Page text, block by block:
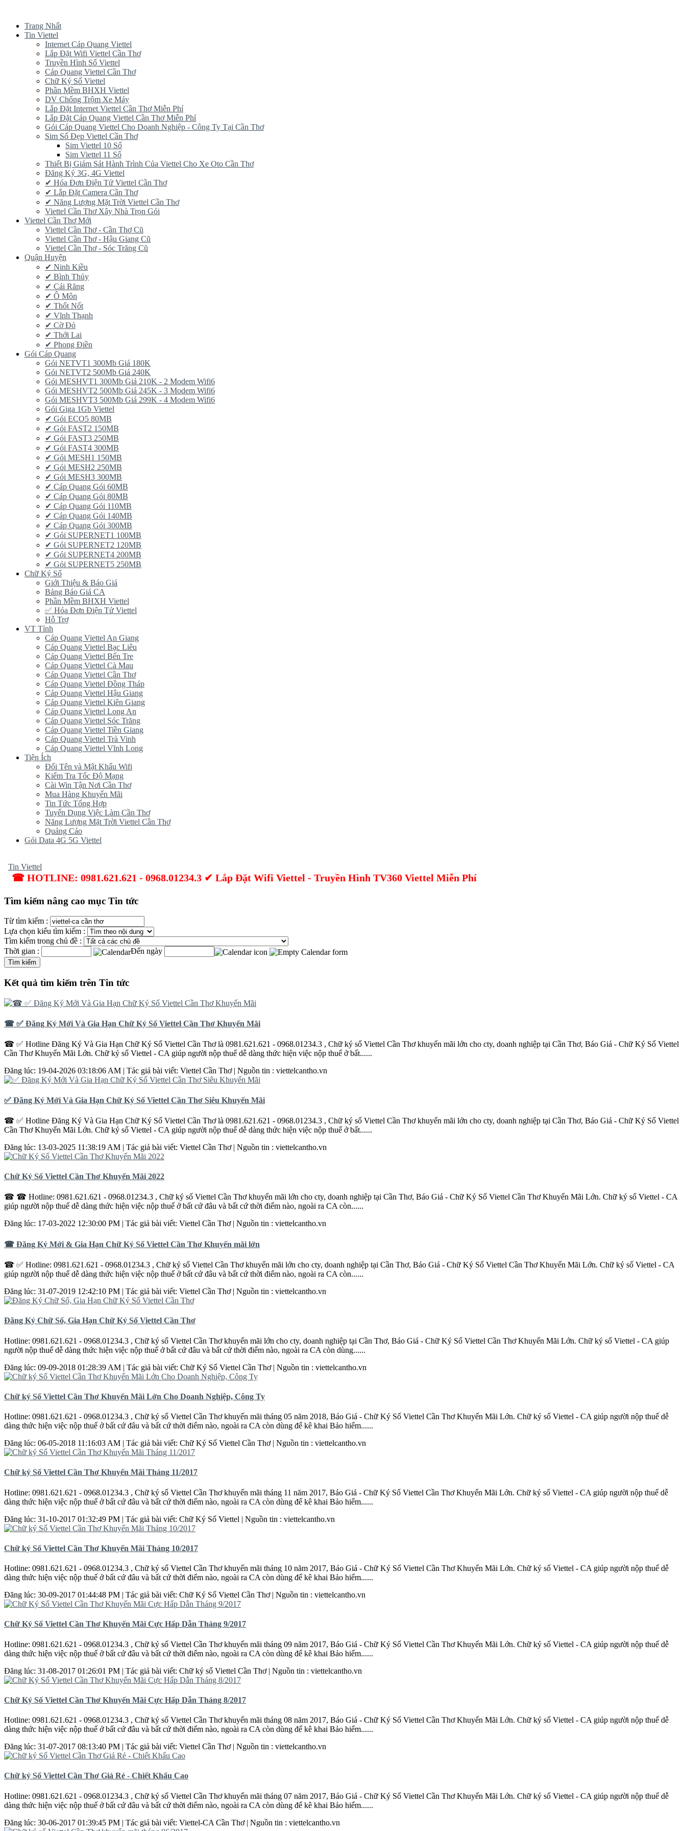
Trang Nhất
Tin Viettel
Internet Cáp Quang Viettel
Lắp Đặt Wifi Viettel Cần Thơ
Truyền Hình Số Viettel
Cáp Quang Viettel Cần Thơ
Chữ Ký Số Viettel
Phần Mềm BHXH Viettel
DV Chống Trộm Xe Máy
Lắp Đặt Internet Viettel Cần Thơ Miễn Phí
Lắp Đặt Cáp Quang Viettel Cần Thơ Miễn Phí
Gói Cáp Quang Viettel Cho Doanh Nghiệp - Công Ty Tại Cần Thơ
Sim Số Đẹp Viettel Cần Thơ
Sim Viettel 10 Số
Sim Viettel 11 Số
Thiết Bị Giám Sát Hành Trình Của Viettel Cho Xe Oto Cần Thơ
Đăng Ký 3G, 4G Viettel
✔‎ Hóa Đơn Điện Tử Viettel Cần Thơ
✔‎ Lắp Đặt Camera Cần Thơ
✔‎ Năng Lượng Mặt Trời Viettel Cần Thơ
Viettel Cần Thơ Xây Nhà Trọn Gói
Viettel Cần Thơ Mới
Viettel Cần Thơ - Cần Thơ Cũ
Viettel Cần Thơ - Hậu Giang Cũ
Viettel Cần Thơ - Sóc Trăng Cũ
Quận Huyện
✔ Ninh Kiều
✔ Bình Thủy
✔ Cái Răng
✔ Ô Môn
✔ Thốt Nốt
✔ Vĩnh Thạnh
✔ Cờ Đỏ
✔ Thới Lai
✔ Phong Điền
Gói Cáp Quang
Gói NETVT1 300Mb Giá 180K
Gói NETVT2 500Mb Giá 240K
Gói MESHVT1 300Mb Giá 210K - 2 Modem Wifi6
Gói MESHVT2 500Mb Giá 245K - 3 Modem Wifi6
Gói MESHVT3 500Mb Giá 299K - 4 Modem Wifi6
Gói Giga 1Gb Viettel
✔ Gói ECO5 80MB
✔ Gói FAST2 150MB
✔ Gói FAST3 250MB
✔ Gói FAST4 300MB
✔ Gói MESH1 150MB
✔ Gói MESH2 250MB
✔ Gói MESH3 300MB
✔ Cáp Quang Gói 60MB
✔ Cáp Quang Gói 80MB
✔ Cáp Quang Gói 110MB
✔ Cáp Quang Gói 140MB
✔ Cáp Quang Gói 300MB
✔ Gói SUPERNET1 100MB
✔ Gói SUPERNET2 120MB
✔ Gói SUPERNET4 200MB
✔ Gói SUPERNET5 250MB
Chữ Ký Số
Giới Thiệu & Báo Giá
Bảng Báo Giá CA
Phần Mềm BHXH Viettel
✅‎ Hóa Đơn Điện Tử Viettel
Hỗ Trợ
VT Tỉnh
Cáp Quang Viettel An Giang
Cáp Quang Viettel Bạc Liêu
Cáp Quang Viettel Bến Tre
Cáp Quang Viettel Cà Mau
Cáp Quang Viettel Cần Thơ
Cáp Quang Viettel Đồng Tháp
Cáp Quang Viettel Hậu Giang
Cáp Quang Viettel Kiên Giang
Cáp Quang Viettel Long An
Cáp Quang Viettel Sóc Trăng
Cáp Quang Viettel Tiền Giang
Cáp Quang Viettel Trà Vinh
Cáp Quang Viettel Vĩnh Long
Tiện Ích
Đổi Tên và Mật Khẩu Wifi
Kiểm Tra Tốc Độ Mạng
Cài Win Tận Nơi Cần Thơ
Mua Hàng Khuyến Mãi
Tin Tức Tổng Hợp
Tuyển Dụng Việc Làm Cần Thơ
Năng Lượng Mặt Trời Viettel Cần Thơ
Quảng Cáo
Gói Data 4G 5G Viettel
Tin Viettel
☎ HOTLINE: 0981.621.621 - 0968.01234.3 ✔ Lắp Đặt Wifi Viettel - Truyền Hình TV360 Viettel Miễn Phí
Tìm kiếm nâng cao mục Tin tức
Từ tìm kiếm :
Lựa chọn kiểu tìm kiếm :
Tìm kiếm trong chủ đề :
Thời gian :
Đến ngày
Kết quả tìm kiếm trên Tin tức
☎ ✅‎ Đăng Ký Mới Và Gia Hạn Chữ Ký Số Viettel Cần Thơ Khuyến Mãi
☎ ✅‎ Hotline Đăng Ký Và Gia Hạn Chữ Ký Số Viettel Cần Thơlà 0981.621.621 - 0968.01234.3 , Chữ ký số Viettel Cần Thơkhuyến mãi lớn cho cty, doanh nghiệp tại Cần Thơ, Báo Giá - Chữ Ký Số Viettel
Cần ThơKhuyến Mãi Lớn. Chữ ký số Viettel - CA giúp người nộp thuế dễ dàng thức hiện việc nộp thuế ở bất......
Đăng lúc: 19-04-2026 03:18:06 AM | Tác giả bài viết: Viettel Cần Thơ| Nguồn tin : viettelcantho.vn
✅‎ Đăng Ký Mới Và Gia Hạn Chữ Ký Số Viettel Cần Thơ Siêu Khuyến Mãi
☎ ✅‎ Hotline Đăng Ký Và Gia Hạn Chữ Ký Số Viettel Cần Thơlà 0981.621.621 - 0968.01234.3 , Chữ ký số Viettel Cần Thơkhuyến mãi lớn cho cty, doanh nghiệp tại Cần Thơ, Báo Giá - Chữ Ký Số Viettel
Cần ThơKhuyến Mãi Lớn. Chữ ký số Viettel - CA giúp người nộp thuế dễ dàng thức hiện việc nộp thuế ở bất......
Đăng lúc: 13-03-2025 11:38:19 AM | Tác giả bài viết: Viettel Cần Thơ| Nguồn tin : viettelcantho.vn
Chữ Ký Số Viettel Cần Thơ Khuyến Mãi 2022
☎ ☎ Hotline: 0981.621.621 - 0968.01234.3 , Chữ ký số Viettel Cần Thơkhuyến mãi lớn cho cty, doanh nghiệp tại Cần Thơ, Báo Giá - Chữ Ký Số Viettel Cần ThơKhuyến Mãi Lớn. Chữ ký số Viettel - CA
giúp người nộp thuế dễ dàng thức hiện việc nộp thuế ở bất cứ đâu và bất cứ thời điểm nào, ngoài ra CA còn......
Đăng lúc: 17-03-2022 12:30:00 PM | Tác giả bài viết: Viettel Cần Thơ| Nguồn tin : viettelcantho.vn
☎ Đăng Ký Mới & Gia Hạn Chữ Ký Số Viettel Cần Thơ Khuyến mãi lớn
☎ ✅‎ Hotline: 0981.621.621 - 0968.01234.3 , Chữ ký số Viettel Cần Thơkhuyến mãi lớn cho cty, doanh nghiệp tại Cần Thơ, Báo Giá - Chữ Ký Số Viettel Cần ThơKhuyến Mãi Lớn. Chữ ký số Viettel - CA
giúp người nộp thuế dễ dàng thức hiện việc nộp thuế ở bất cứ đâu và bất cứ thời điểm nào, ngoài ra CA còn......
Đăng lúc: 31-07-2019 12:42:10 PM | Tác giả bài viết: Viettel Cần Thơ| Nguồn tin : viettelcantho.vn
Đăng Ký Chữ Số, Gia Hạn Chữ Ký Số Viettel Cần Thơ
Hotline: 0981.621.621 - 0968.01234.3 , Chữ ký số Viettel Cần Thơkhuyến mãi lớn cho cty, doanh nghiệp tại Cần Thơ, Báo Giá - Chữ Ký Số Viettel Cần ThơKhuyến Mãi Lớn. Chữ ký số Viettel - CA giúp
người nộp thuế dễ dàng thức hiện việc nộp thuế ở bất cứ đâu và bất cứ thời điểm nào, ngoài ra CA còn dùng......
Đăng lúc: 09-09-2018 01:28:39 AM | Tác giả bài viết: Chữ Ký Số Viettel Cần Thơ| Nguồn tin : viettelcantho.vn
Chữ ký Số Viettel Cần Thơ Khuyến Mãi Lớn Cho Doanh Nghiệp, Công Ty
Hotline: 0981.621.621 - 0968.01234.3 , Chữ ký số Viettel Cần Thơkhuyến mãi tháng 05 năm 2018, Báo Giá - Chữ Ký Số Viettel Cần ThơKhuyến Mãi Lớn. Chữ ký số Viettel - CA giúp người nộp thuế dễ
dàng thức hiện việc nộp thuế ở bất cứ đâu và bất cứ thời điểm nào, ngoài ra CA còn dùng để kê khai Bảo hiểm......
Đăng lúc: 06-05-2018 11:16:03 AM | Tác giả bài viết: Chữ Ký Số Viettel Cần Thơ| Nguồn tin : viettelcantho.vn
Chữ ký Số Viettel Cần Thơ Khuyến Mãi Tháng 11/2017
Hotline: 0981.621.621 - 0968.01234.3 , Chữ ký số Viettel Cần Thơkhuyến mãi tháng 11 năm 2017, Báo Giá - Chữ Ký Số Viettel Cần ThơKhuyến Mãi Lớn. Chữ ký số Viettel - CA giúp người nộp thuế dễ
dàng thức hiện việc nộp thuế ở bất cứ đâu và bất cứ thời điểm nào, ngoài ra CA còn dùng để kê khai Bảo hiểm......
Đăng lúc: 31-10-2017 01:32:49 PM | Tác giả bài viết: Chữ Ký Số Viettel | Nguồn tin : viettelcantho.vn
Chữ ký Số Viettel Cần Thơ Khuyến Mãi Tháng 10/2017
Hotline: 0981.621.621 - 0968.01234.3 , Chữ ký số Viettel Cần Thơkhuyến mãi tháng 10 năm 2017, Báo Giá - Chữ Ký Số Viettel Cần ThơKhuyến Mãi Lớn. Chữ ký số Viettel - CA giúp người nộp thuế dễ
dàng thức hiện việc nộp thuế ở bất cứ đâu và bất cứ thời điểm nào, ngoài ra CA còn dùng để kê khai Bảo hiểm......
Đăng lúc: 30-09-2017 01:44:48 PM | Tác giả bài viết: Chữ Ký Số Viettel Cần Thơ| Nguồn tin : viettelcantho.vn
Chữ Ký Số Viettel Cần Thơ Khuyến Mãi Cực Hấp Dẫn Tháng 9/2017
Hotline: 0981.621.621 - 0968.01234.3 , Chữ ký số Viettel Cần Thơkhuyến mãi tháng 09 năm 2017, Báo Giá - Chữ Ký Số Viettel Cần ThơKhuyến Mãi Lớn. Chữ ký số Viettel - CA giúp người nộp thuế dễ
dàng thức hiện việc nộp thuế ở bất cứ đâu và bất cứ thời điểm nào, ngoài ra CA còn dùng để kê khai Bảo hiểm......
Đăng lúc: 31-08-2017 01:26:01 PM | Tác giả bài viết: Chữ ký số Viettel Cần Thơ| Nguồn tin : viettelcantho.vn
Chữ Ký Số Viettel Cần Thơ Khuyến Mãi Cực Hấp Dẫn Tháng 8/2017
Hotline: 0981.621.621 - 0968.01234.3 , Chữ ký số Viettel Cần Thơkhuyến mãi tháng 08 năm 2017, Báo Giá - Chữ Ký Số Viettel Cần ThơKhuyến Mãi Lớn. Chữ ký số Viettel - CA giúp người nộp thuế dễ
dàng thức hiện việc nộp thuế ở bất cứ đâu và bất cứ thời điểm nào, ngoài ra CA còn dùng để kê khai Bảo hiểm......
Đăng lúc: 31-07-2017 08:13:40 PM | Tác giả bài viết: Viettel Cần Thơ| Nguồn tin : viettelcantho.vn
Chữ ký Số Viettel Cần Thơ Giá Rẻ - Chiết Khấu Cao
Hotline: 0981.621.621 - 0968.01234.3 , Chữ ký số Viettel Cần Thơkhuyến mãi tháng 07 năm 2017, Báo Giá - Chữ Ký Số Viettel Cần ThơKhuyến Mãi Lớn. Chữ ký số Viettel - CA giúp người nộp thuế dễ
dàng thức hiện việc nộp thuế ở bất cứ đâu và bất cứ thời điểm nào, ngoài ra CA còn dùng để kê khai Bảo hiểm......
Đăng lúc: 30-06-2017 01:39:45 PM | Tác giả bài viết: Viettel-CA Cần Thơ| Nguồn tin : viettelcantho.vn